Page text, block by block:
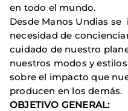
en todo el mundo.
Desde Manos Undias
necesidad de
cuidado de nuestro
nuestros modos y
sobre el impacto que
producen en los demás.
OBJETIVO GENERAL: